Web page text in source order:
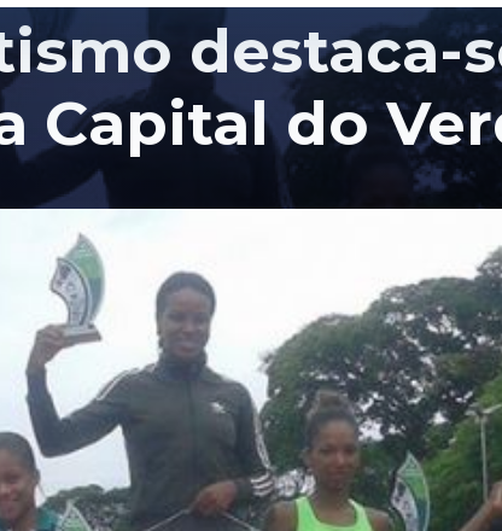
destaca-
Capital do